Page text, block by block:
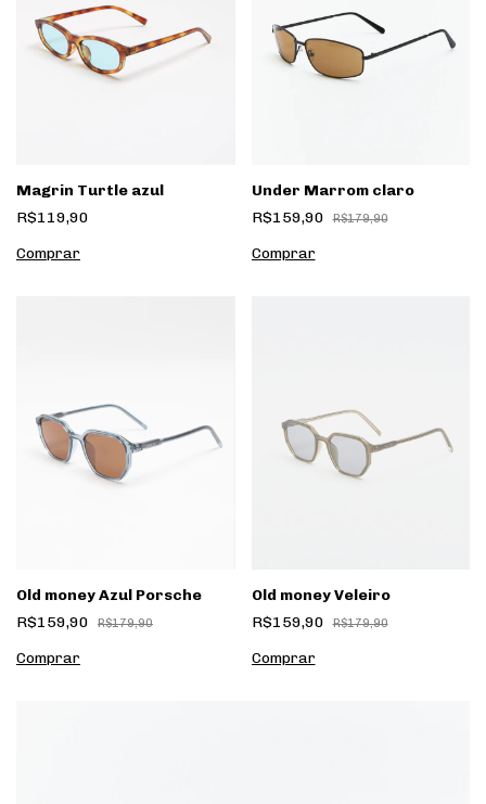
Magrin Turtle azul
R$119,90
Under Marrom claro
R$159,90
R$179,90
Old money Azul Porsche
R$159,90
R$179,90
Old money Veleiro
R$159,90
R$179,90